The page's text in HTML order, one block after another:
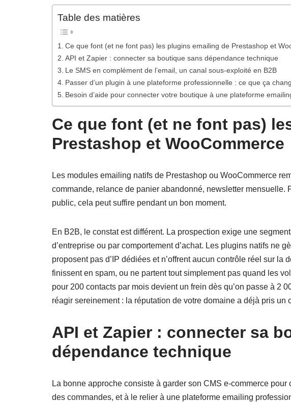
Table des matières
Ce que font (et ne font pas) les plugins emailing de Prestashop et
API et Zapier : connecter sa boutique sans dépendance technique
Le SMS en complément de l’email, un canal sous-exploité en B2B
Passer d’un plugin à une plateforme professionnelle : ce que ça
Besoin d’aide pour connecter votre boutique à une plateforme
Ce que font (et ne font pas)
Prestashop et WooCommerce
Les modules emailing natifs de Prestashop ou WooCommerce
commande, relance de panier abandonné, newsletter mensuelle.
public, cela peut suffire pendant un bon moment.
En B2B, le constat est différent. La prospection exige une
d’entreprise ou par comportement d’achat. Les plugins natifs ne
proposent pas d’IP dédiées et n’offrent aucun contrôle réel sur la
finissent en spam, ou ne partent tout simplement pas quand les
pour 200 contacts par mois devient un frein dès qu’on passe à 2
réagir sereinement : la réputation de votre domaine a déjà pris un
API et Zapier : connecter sa
dépendance technique
La bonne approche consiste à garder son CMS e-commerce
des commandes, et à le relier à une plateforme emailing